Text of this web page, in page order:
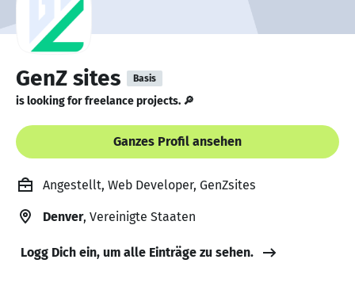
GenZ sites Basis
is looking for freelance projects. 🔎
Ganzes Profil ansehen
Angestellt, Web Developer, GenZsites
Denver, Vereinigte Staaten
Logg Dich ein, um alle Einträge zu sehen.